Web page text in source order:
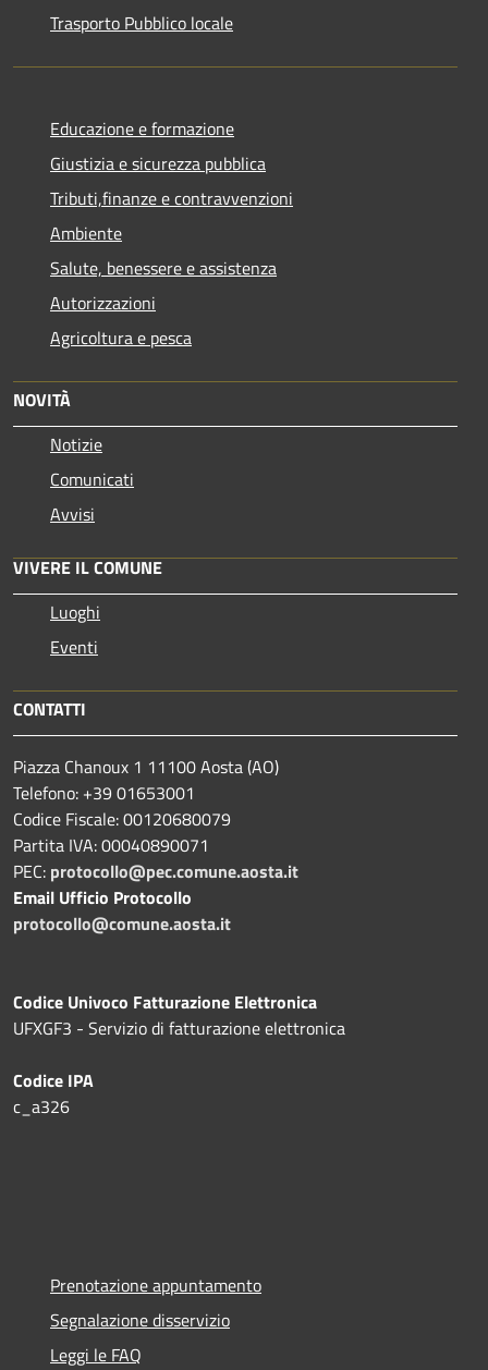
Trasporto Pubblico locale
Educazione e formazione
Giustizia e sicurezza pubblica
Tributi,finanze e contravvenzioni
Ambiente
Salute, benessere e assistenza
Autorizzazioni
Agricoltura e pesca
NOVITÀ
Notizie
Comunicati
Avvisi
VIVERE IL COMUNE
Luoghi
Eventi
CONTATTI
Piazza Chanoux 1 11100 Aosta (AO)
Telefono: +39 01653001
Codice Fiscale: 00120680079
Partita IVA: 00040890071
PEC: protocollo@pec.comune.aosta.it
Email Ufficio Protocollo
protocollo@comune.aosta.it
Codice Univoco Fatturazione Elettronica
UFXGF3 - Servizio di fatturazione elettronica
Codice IPA
c_a326
Prenotazione appuntamento
Segnalazione disservizio
Leggi le FAQ